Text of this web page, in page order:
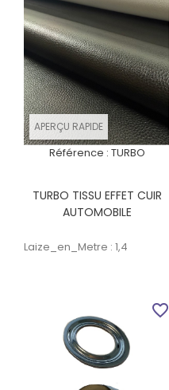
APERÇU RAPIDE
Référence : TURBO
TURBO TISSU EFFET CUIR
AUTOMOBILE
Laize_en_Metre : 1,4
favorite_border